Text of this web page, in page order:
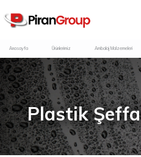
Plastik
Anasayfa Ürünlerimiz Ambalaj Malzemeleri